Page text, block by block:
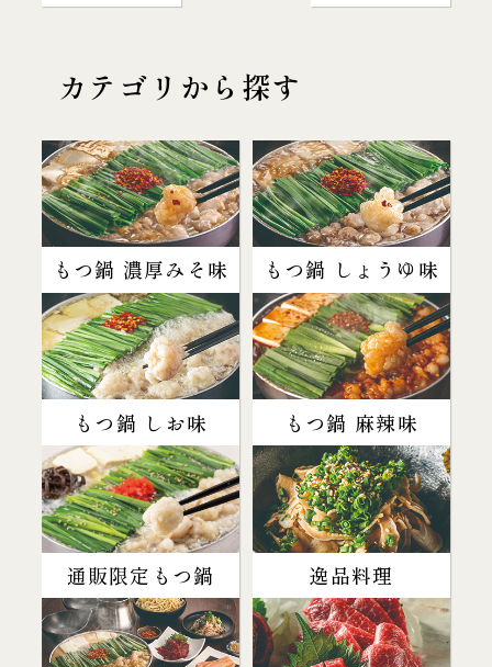
カテゴリから探す
もつ鍋 濃厚みそ味 もつ鍋 しょうゆ味
もつ鍋 しお味 もつ鍋 麻辣味
通販限定もつ鍋 逸品料理